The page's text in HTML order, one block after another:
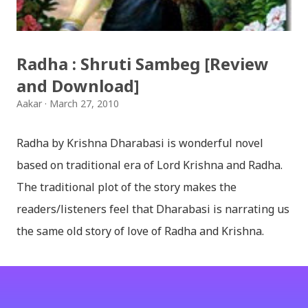
अम्बर गुरुङ) Download: सयथरि बाजा एउटै ताल / saya thari
मरेपनि मेरो देश बाँचिराखोस / ma marepan...
Radha : Shruti Sambeg [Review
and Download]
Aakar March 27, 2010
Radha by Krishna Dharabasi is wonderful novel
based on traditional era of Lord Krishna and Radha.
The traditional plot of the story makes the
readers/listeners feel that Dharabasi is narrating us
the same old story of love of Radha and Krishna.